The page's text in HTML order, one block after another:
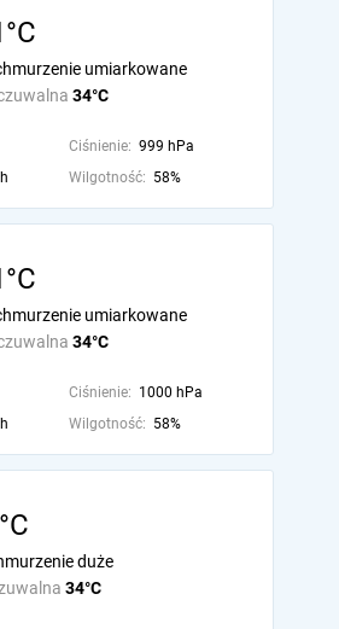
34°C
umiarkowane
Ciśnienie: 999 hPa
Wilgotność: 58%
34°C
umiarkowane
Ciśnienie: 1000 hPa
Wilgotność: 58%
34°C
duże